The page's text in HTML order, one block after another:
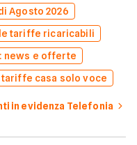
Agosto 2026
tariffe ricaricabili
news e offerte
casa solo voce
in evidenza Telefonia